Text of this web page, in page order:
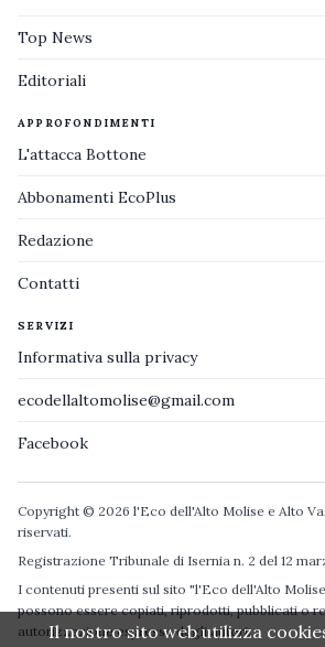
Top News
Editoriali
APPROFONDIMENTI
L'attacca Bottone
Abbonamenti EcoPlus
Redazione
Contatti
SERVIZI
Informativa sulla privacy
ecodellaltomolise@gmail.com
Facebook
Copyright © 2026 l'Eco dell'Alto Molise e Alto
riservati.
Registrazione Tribunale di Isernia n. 2 del 12
I contenuti presenti sul sito "l'Eco dell'Alto
possono essere copiati, riprodotti, pubblicati o
autorizzazione espressa degli autori.
Il nostro sito web utilizza